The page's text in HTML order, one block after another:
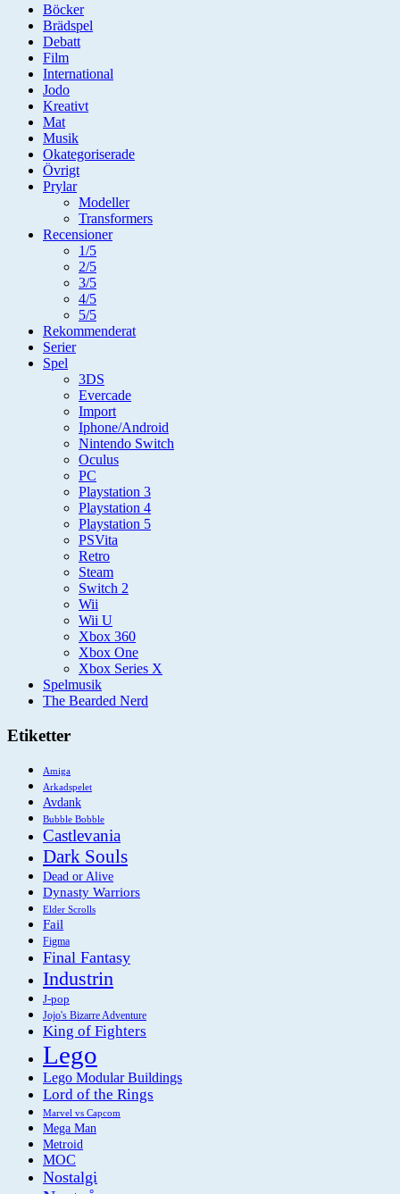
Böcker
Brädspel
Debatt
Film
International
Jodo
Kreativt
Mat
Musik
Okategoriserade
Övrigt
Prylar
Modeller
Transformers
Recensioner
1/5
2/5
3/5
4/5
5/5
Rekommenderat
Serier
Spel
3DS
Evercade
Import
Iphone/Android
Nintendo Switch
Oculus
PC
Playstation 3
Playstation 4
Playstation 5
PSVita
Retro
Steam
Switch 2
Wii
Wii U
Xbox 360
Xbox One
Xbox Series X
Spelmusik
The Bearded Nerd
Etiketter
Amiga
Arkadspelet
Avdank
Bubble Bobble
Castlevania
Dark Souls
Dead or Alive
Dynasty Warriors
Elder Scrolls
Fail
Figma
Final Fantasy
Industrin
J-pop
Jojo's Bizarre Adventure
King of Fighters
Lego
Lego Modular Buildings
Lord of the Rings
Marvel vs Capcom
Mega Man
Metroid
MOC
Nostalgi